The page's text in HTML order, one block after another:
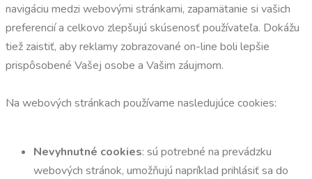
navigáciu medzi webovými stránkami, zapamätanie si vašich
preferencií a celkovo zlepšujú skúsenosť používateľa. Dokážu
tiež zaistiť, aby reklamy zobrazované on-line boli lepšie
prispôsobené Vašej osobe a Vašim záujmom.
Na webových stránkach používame nasledujúce cookies:
Nevyhnutné cookies: sú potrebné na prevádzku
webových stránok, umožňujú napríklad prihlásiť sa do